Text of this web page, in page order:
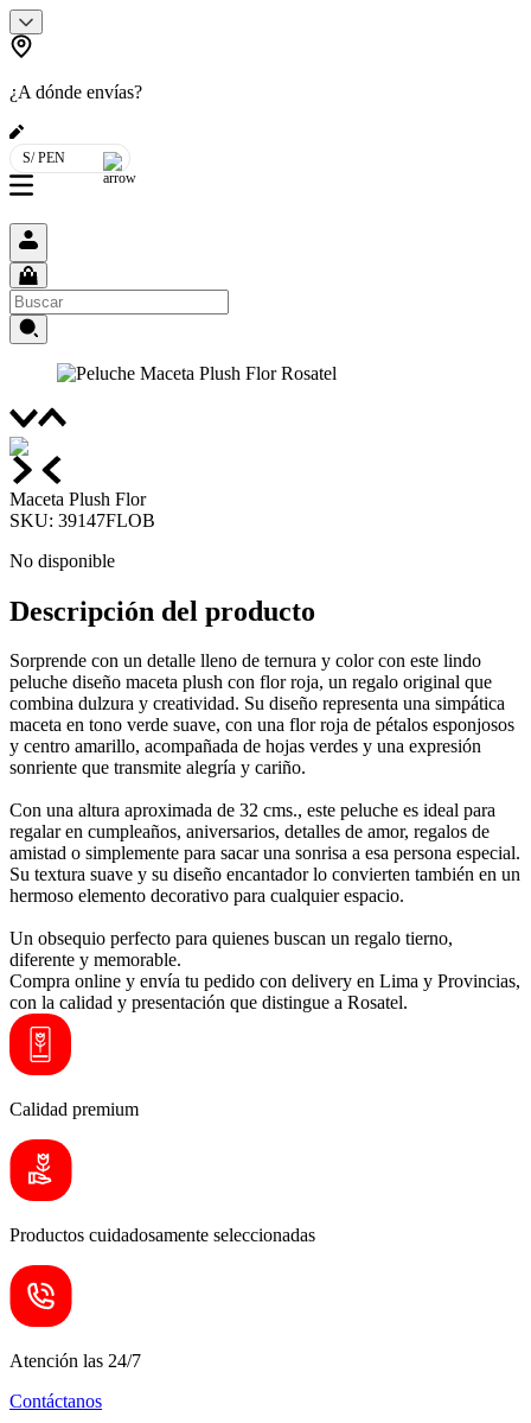
¿A dónde envías?
S/ PEN
Maceta Plush Flor
SKU: 39147FLOB
No disponible
Descripción del producto
Sorprende con un detalle lleno de ternura y color con este lindo
peluche diseño maceta plush con flor roja, un regalo original que
combina dulzura y creatividad. Su diseño representa una simpática
maceta en tono verde suave, con una flor roja de pétalos esponjosos
y centro amarillo, acompañada de hojas verdes y una expresión
sonriente que transmite alegría y cariño.
Con una altura aproximada de 32 cms., este peluche es ideal para
regalar en cumpleaños, aniversarios, detalles de amor, regalos de
amistad o simplemente para sacar una sonrisa a esa persona especial.
Su textura suave y su diseño encantador lo convierten también en un
hermoso elemento decorativo para cualquier espacio.
Un obsequio perfecto para quienes buscan un regalo tierno,
diferente y memorable.
Compra online y envía tu pedido con delivery en Lima y Provincias,
con la calidad y presentación que distingue a Rosatel.
Calidad premium
Productos cuidadosamente seleccionadas
Atención las 24/7
Contáctanos